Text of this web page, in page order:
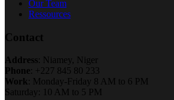
Our Team
Ressources
Contact
Address: Niamey, Niger
Phone: +227 845 80 233
Work: Monday-Friday 8 AM to 6 PM
Saturday: 10 AM to 5 PM